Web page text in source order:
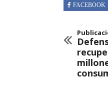
FACEBOOK